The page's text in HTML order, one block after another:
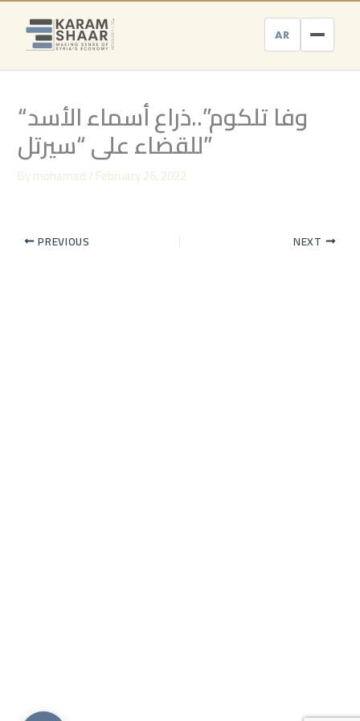
Skip
content
AR
“وفا تلكوم”..ذراع أسماء الأسد
للقضاء على “سيرتل”
Bymohamad/February 26, 2022
PREVIOUS NEXT